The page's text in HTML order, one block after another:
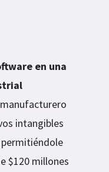
en una
intangibles
permitiéndole
$120 millones